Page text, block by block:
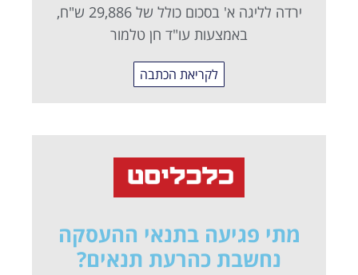
ירדה לליגה א' בסכום כולל של 29,886 ש"ח,
באמצעות עו"ד חן טלמור
לקריאת הכתבה
מתי פגיעה בתנאי ההעסקה
נחשבת כהרעת תנאים?